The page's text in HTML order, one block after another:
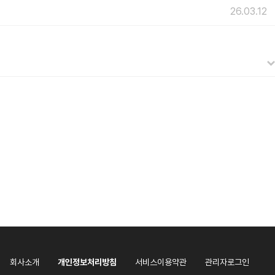
26.03.12
회사소개 개인정보처리방침 서비스이용약관 관리자로그인